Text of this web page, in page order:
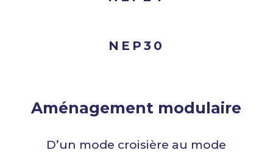
NEP30
Aménagement modulaire
D’un mode croisière au mode